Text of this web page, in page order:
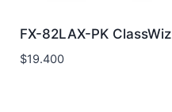
FX-82LAX-PK ClassWiz
$19.400